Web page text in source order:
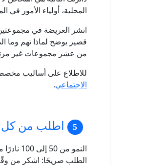
المحلية، أولياء الأمور
انشر العريضة في
قصير يوضح لماذا تهم وما
من عشر مجموعات غير
للاطلاع على أساليب
الاجتماعي.
اطلب من
النمو
الطلب صريحًا: اشكر من